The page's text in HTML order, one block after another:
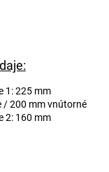
1: 225 mm
/ 200 mm vnútorné
2: 160 mm